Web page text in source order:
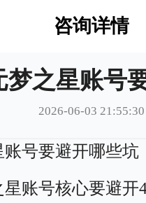
咨询详情
梦之星账号
2026-06-03 21:55:30
号要避开哪些坑
账号核心要避开